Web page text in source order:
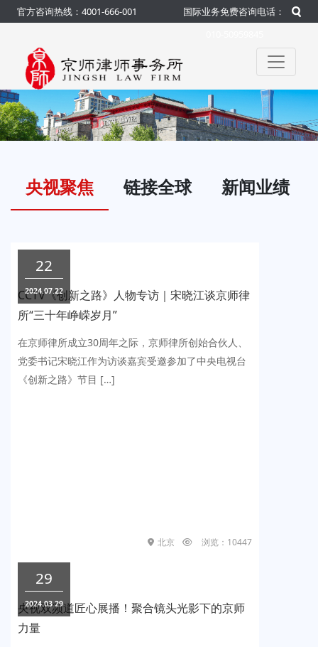
官方咨询热线：4001-666-001
国际业务免费咨询电话：
央视聚焦 链接全球 新闻业绩
22
2024.07.22
CCTV《创新之路》人物专访｜宋晓江谈京师律
所“三十年峥嵘岁月”
在京师律所成立30周年之际，京师律所创始合伙人、
党委书记宋晓江作为访谈嘉宾受邀参加了中央电视台
《创新之路》节目 […]
北京 浏览：10447
29
2024.03.29
央视双频道匠心展播！聚合镜头光影下的京师
力量